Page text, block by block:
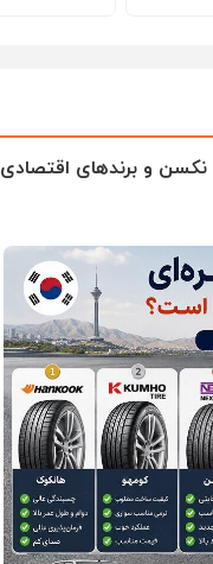
نکسن و برندهای اقتصادی